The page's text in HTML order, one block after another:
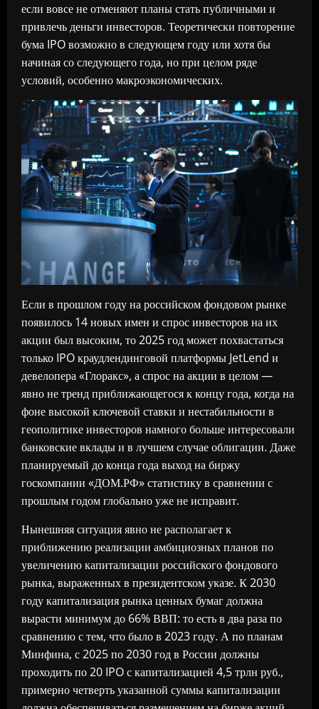
если вовсе не отменяют планы стать публичными и
привлечь деньги инвесторов. Теоретически повторение
бума IPO возможно в следующем году или хотя бы
начиная со следующего года, но при целом ряде
условий, особенно макроэкономических.
Если в прошлом году на российском фондовом рынке
появилось 14 новых имен и спрос инвесторов на их
акции был высоким, то 2025 год может похвастаться
только IPO краудлендинговой платформы JetLend и
девелопера «Глоракс», а спрос на акции в целом —
явно не тренд приближающегося к концу года, когда на
фоне высокой ключевой ставки и нестабильности в
геополитике инвесторов намного больше интересовали
банковские вклады и в лучшем случае облигации. Даже
планируемый до конца года выход на биржу
госкомпании «ДОМ.РФ» статистику в сравнении с
прошлым годом глобально уже не исправит.
Нынешняя ситуация явно не располагает к
приближению реализации амбициозных планов по
увеличению капитализации российского фондового
рынка, выраженных в президентском указе. К 2030
году капитализация рынка ценных бумаг должна
вырасти минимум до 66% ВВП: то есть в два раза по
сравнению с тем, что было в 2023 году. А по планам
Минфина, с 2025 по 2030 год в России должны
проходить по 20 IPO с капитализацией 4,5 трлн руб.,
примерно четверть указанной суммы капитализации